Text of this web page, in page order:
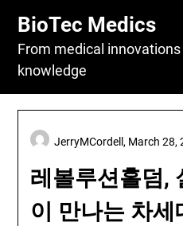
content
BioTec Medics
From medical innovations
knowledge
레볼루션홀덤,
이 만나는 차세
JerryMCordell, March 28,